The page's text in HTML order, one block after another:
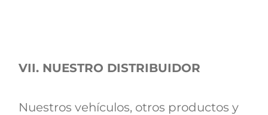
VII. NUESTRO DISTRIBUIDOR
Nuestros vehículos, otros productos y